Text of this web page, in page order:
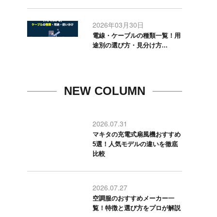
2026年03月30日
電線・ケーブルの種類一覧！用
途別の選び方・見分け方...
NEW COLUMN
2026.07.31
マキタの充電式扇風機おすすめ
5選！人気モデルの違いを徹底
比較
2026.07.27
空調服のおすすめメーカー一
覧！特徴と選び方をプロが解説